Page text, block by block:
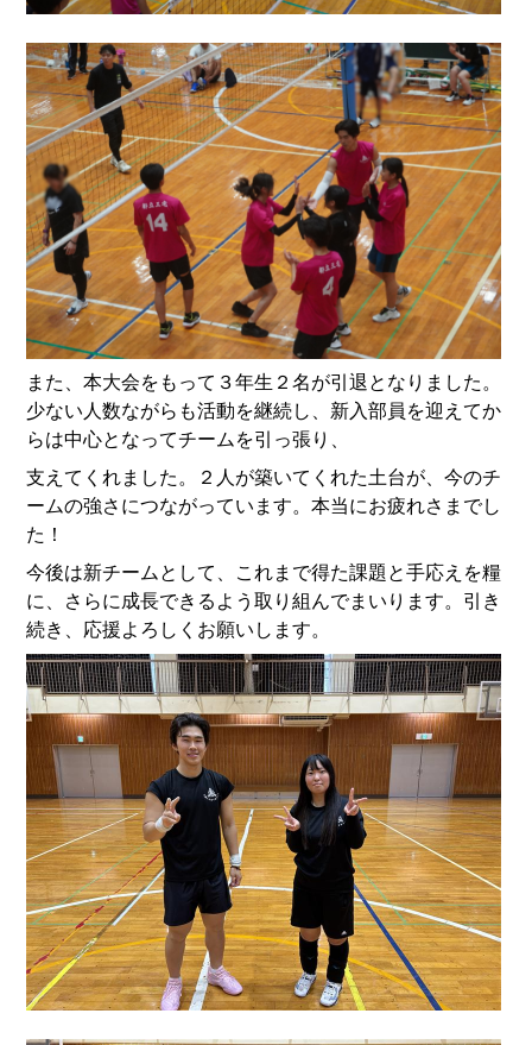
また、本大会をもって３年生２名が引退となりました。
少ない人数ながらも活動を継続し、新入部員を迎えてか
らは中心となってチームを引っ張り、
支えてくれました。２人が築いてくれた土台が、今のチ
ームの強さにつながっています。本当にお疲れさまでし
た！
今後は新チームとして、これまで得た課題と手応えを糧
に、さらに成長できるよう取り組んでまいります。引き
続き、応援よろしくお願いします。